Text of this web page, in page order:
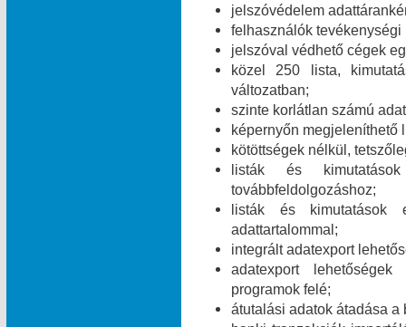
jelszóvédelem
felhasználók
jelszóval védhető cégek
közel 250 lista,
változatban;
szinte korlátlan számú
képernyőn megjeleníthető
kötöttségek nélkül,
listák és
továbbfeldolgozáshoz;
listák és kimutatások
adattartalommal;
integrált adatexport
adatexport
programok felé;
átutalási adatok átadása